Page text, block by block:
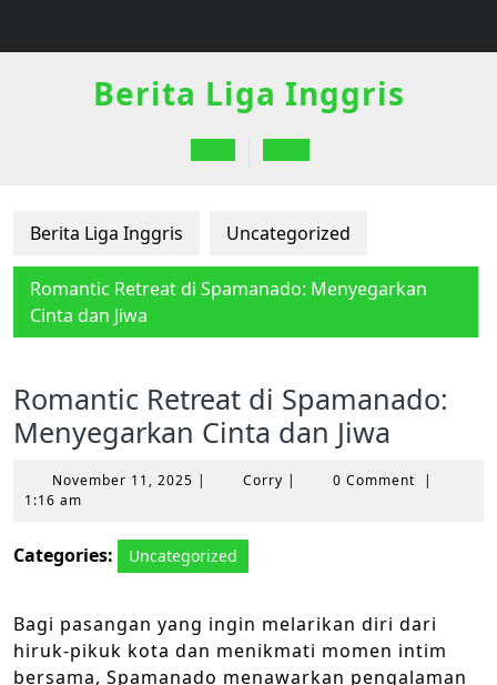
Berita Liga Inggris
Open
Berita Liga Inggris Uncategorized
Romantic Retreat di Spamanado: Menyegarkan
Cinta dan Jiwa
Romantic Retreat di Spamanado:
Menyegarkan Cinta dan Jiwa
November 11, 2025 November
| Corry Corry
| 0 Comment
|
1:16 am
Categories: Uncategorized
Bagi pasangan yang ingin melarikan diri dari
hiruk-pikuk kota dan menikmati momen intim
bersama, Spamanado menawarkan pengalaman